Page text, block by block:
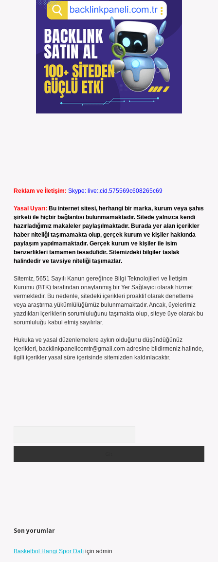
Reklam ve İletişim: Skype: live:.cid.575569c608265c69
Yasal Uyarı: Bu internet sitesi, herhangi bir marka, kurum veya şahıs
şirketi ile hiçbir bağlantısı bulunmamaktadır. Sitede yalnızca kendi
hazırladığımız makaleler paylaşılmaktadır. Burada yer alan içerikler
haber niteliği taşımamakta olup, gerçek kurum ve kişiler hakkında
paylaşım yapılmamaktadır. Gerçek kurum ve kişiler ile isim
benzerlikleri tamamen tesadüfidir. Sitemizdeki bilgiler taslak
halindedir ve tavsiye niteliği taşımazlar.
Sitemiz, 5651 Sayılı Kanun gereğince Bilgi Teknolojileri ve İletişim
Kurumu (BTK) tarafından onaylanmış bir Yer Sağlayıcı olarak hizmet
vermektedir. Bu nedenle, sitedeki içerikleri proaktif olarak denetleme
veya araştırma yükümlülüğümüz bulunmamaktadır. Ancak, üyelerimiz
yazdıkları içeriklerin sorumluluğunu taşımakta olup, siteye üye olarak bu
sorumluluğu kabul etmiş sayılırlar.
Hukuka ve yasal düzenlemelere aykırı olduğunu düşündüğünüz
içerikleri, backlinkpanelicomtr@gmail.com adresine bildirmeniz halinde,
ilgili içerikler yasal süre içerisinde sitemizden kaldırılacaktır.
Son yorumlar
Basketbol Hangi Spor Dalı için admin